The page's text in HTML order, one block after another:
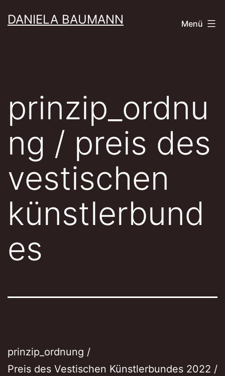
Inhalt
DANIELA BAUMANN Menü
prinzip_ordnu
ng / preis des
vestischen
künstlerbund
es
prinzip_ordnung /
Preis des Vestischen Künstlerbundes 2022 /